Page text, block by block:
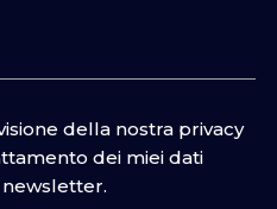
della nostra privacy
dei miei dati
newsletter.